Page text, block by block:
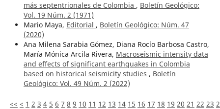
más septentrionales de Colombia , Boletín Geológico:
Vol. 19 Núm. 2 (1971)
Mario Maya, Editorial , Boletín Geológico: Núm. 47
(2020)
Ana Milena Sarabia Gómez, Diana Rocío Barbosa Castro,
María Mónica Arcila Rivera, Macroseismic intensity data
and effects of significant earthquakes in Colombia
based on historical seismicity studies , Boletín
Geológico: Vol. 49 Núm. 2 (2022)
<< < 1 2 3 4 5 6 7 8 9 10 11 12 13 14 15 16 17 18 19 20 21 22 23